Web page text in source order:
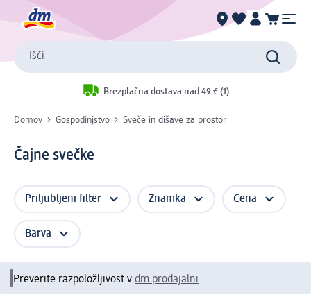
Išči
Brezplačna dostava nad 49 € (1)
Domov Gospodinjstvo Sveče in dišave za prostor
Čajne svečke
Priljubljeni filter Znamka Cena
Barva
Preverite razpoložljivost v dm prodajalni